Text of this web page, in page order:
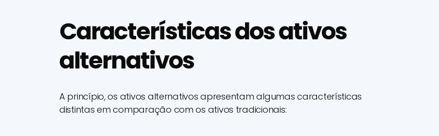
Características dos ativos
alternativos
A princípio, os ativos alternativos apresentam algumas características
distintas em comparação com os ativos tradicionais: